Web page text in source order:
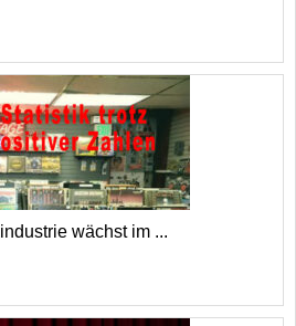
wächst im ...